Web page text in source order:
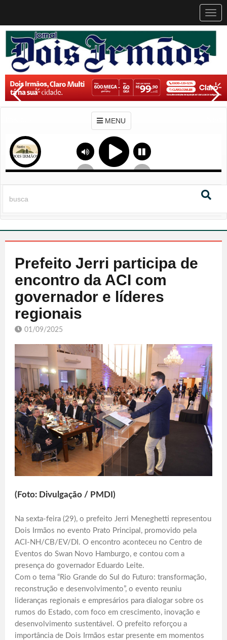
MENU
Prefeito Jerri participa de
encontro da ACI com
governador e líderes
regionais
01/09/2025
(Foto: Divulgação / PMDI)
Na sexta-feira (29), o prefeito Jerri Meneghetti representou
Dois Irmãos no evento Prato Principal, promovido pela
ACI-NH/CB/EV/DI. O encontro aconteceu no Centro de
Eventos do Swan Novo Hamburgo, e contou com a
presença do governador Eduardo Leite.
Com o tema “Rio Grande do Sul do Futuro: transformação,
reconstrução e desenvolvimento”, o evento reuniu
lideranças regionais e empresários para dialogar sobre os
rumos do Estado, com foco em crescimento, inovação e
desenvolvimento sustentável. O prefeito reforçou a
importância de Dois Irmãos estar presente em momentos